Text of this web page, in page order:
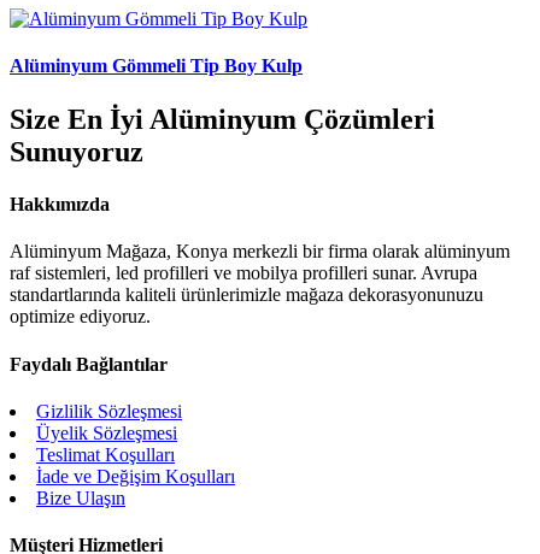
Alüminyum Gömmeli Tip Boy Kulp
Size En İyi Alüminyum Çözümleri
Sunuyoruz
Hakkımızda
Alüminyum Mağaza, Konya merkezli bir firma olarak alüminyum
raf sistemleri, led profilleri ve mobilya profilleri sunar. Avrupa
standartlarında kaliteli ürünlerimizle mağaza dekorasyonunuzu
optimize ediyoruz.
Faydalı Bağlantılar
Gizlilik Sözleşmesi
Üyelik Sözleşmesi
Teslimat Koşulları
İade ve Değişim Koşulları
Bize Ulaşın
Müşteri Hizmetleri